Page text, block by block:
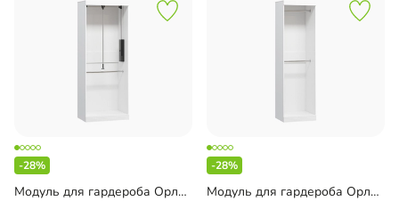
-28%
Модуль для гардероба Орлеан-10
-28%
Модуль для гардероба Орлеан-7